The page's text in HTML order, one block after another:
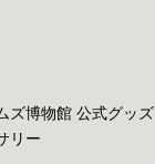
ズ博物館 公式グッズ
リー